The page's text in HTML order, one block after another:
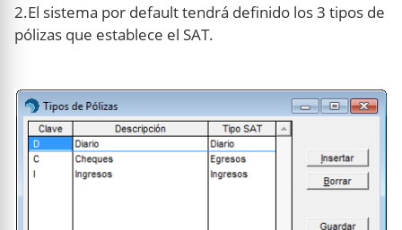
2.El sistema por default tendrá definido los 3 tipos de
pólizas que establece el SAT.